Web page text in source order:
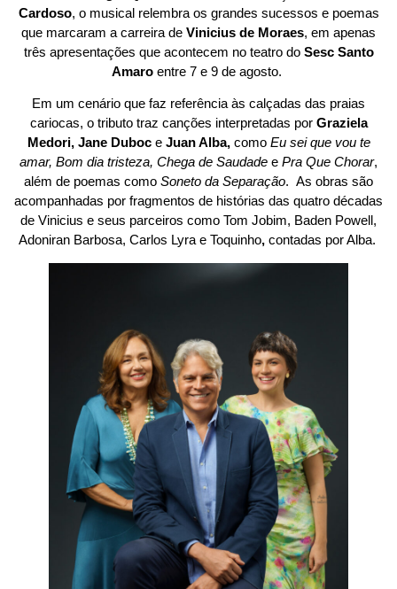
Cardoso, o musical relembra os grandes sucessos e poemas
que marcaram a carreira de Vinicius de Moraes, em apenas
três apresentações que acontecem no teatro doSesc Santo
Amaro entre 7 e 9 de agosto.
Em um cenário que faz referência às calçadas das praias
cariocas, o tributo traz canções interpretadas por Graziela
Medori, Jane Duboc e Juan Alba, como Eu sei que vou te
amar, Bom dia tristeza, Chega de Saudade e Pra Que Chorar,
além de poemas como Soneto da Separação. As obras são
acompanhadas por fragmentos de histórias das quatro décadas
de Vinicius e seus parceiros como Tom Jobim, Baden Powell,
Adoniran Barbosa, Carlos Lyra e Toquinho,contadas por Alba.